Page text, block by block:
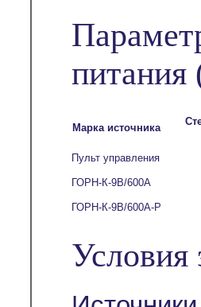
питания
Марка источника
Пульт управления
ГОРН-К-9В/600А
ГОРН-К-9В/600А-Р
Условия